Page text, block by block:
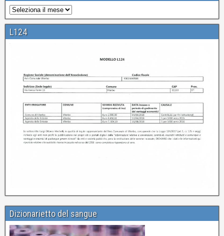
L124
Dizionarietto del sangue